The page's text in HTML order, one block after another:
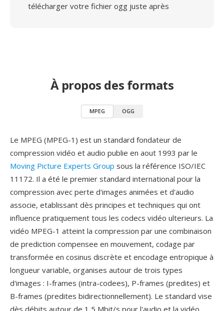
télécharger votre fichier ogg juste après
À propos des formats
MPEG OGG
Le MPEG (MPEG-1) est un standard fondateur de
compression vidéo et audio publie en aout 1993 par le
Moving Picture Experts Group sous la référence ISO/IEC
11172. Il a été le premier standard international pour la
compression avec perte d'images animées et d'audio
associe, etablissant dès principes et techniques qui ont
influence pratiquement tous les codecs vidéo ulterieurs. La
vidéo MPEG-1 atteint la compression par une combinaison
de prediction compensee en mouvement, codage par
transformée en cosinus discrète et encodage entropique à
longueur variable, organises autour de trois types
d'images : I-frames (intra-codees), P-frames (predites) et
B-frames (predites bidirectionnellement). Le standard vise
dès débits autour de 1,5 Mbit/s pour l'audio et la vidéo